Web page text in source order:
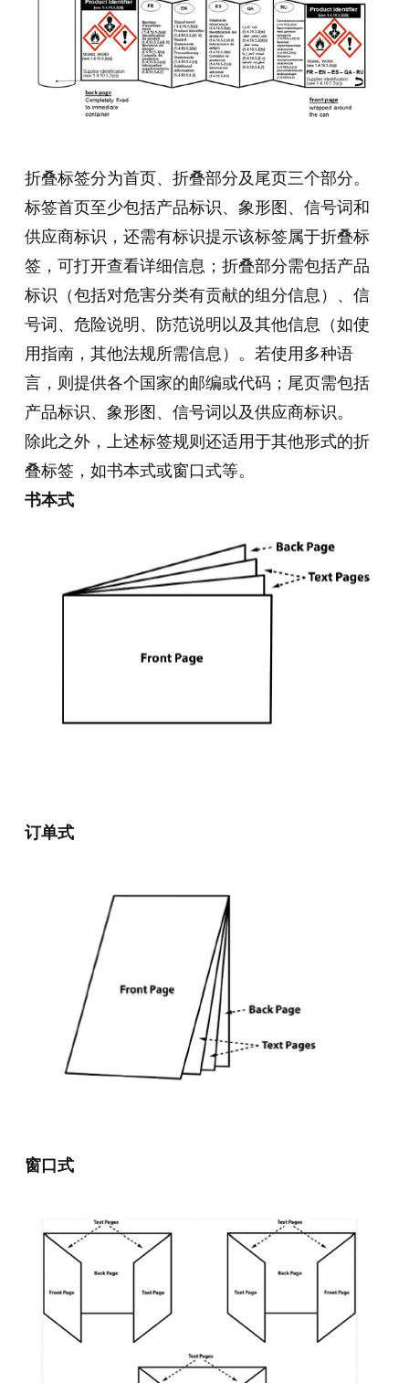
折叠标签分为首页、折叠部分及尾页三个部分。
标签首页至少包括产品标识、象形图、信号词和
供应商标识，还需有标识提示该标签属于折叠标
签，可打开查看详细信息；折叠部分需包括产品
标识（包括对危害分类有贡献的组分信息）、信
号词、危险说明、防范说明以及其他信息（如使
用指南，其他法规所需信息）。若使用多种语
言，则提供各个国家的邮编或代码；尾页需包括
产品标识、象形图、信号词以及供应商标识。
除此之外，上述标签规则还适用于其他形式的折
叠标签，如书本式或窗口式等。
书本式
订单式
窗口式